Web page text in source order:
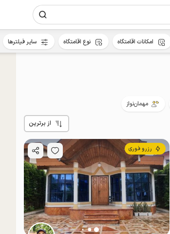
مهمان‌نواز
از برترین
رزرو فوری
امکانات اقامتگاه نوع اقامتگاه سایر فیلترها